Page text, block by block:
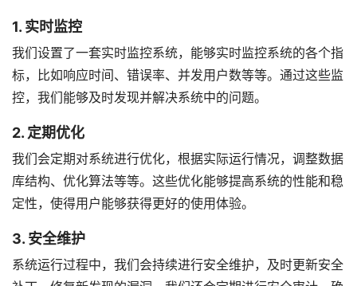
1. 实时监控
我们设置了一套实时监控系统，能够实时监控系统的各个指
标，比如响应时间、错误率、并发用户数等等。通过这些监
控，我们能够及时发现并解决系统中的问题。
2. 定期优化
我们会定期对系统进行优化，根据实际运行情况，调整数据
库结构、优化算法等等。这些优化能够提高系统的性能和稳
定性，使得用户能够获得更好的使用体验。
3. 安全维护
系统运行过程中，我们会持续进行安全维护，及时更新安全